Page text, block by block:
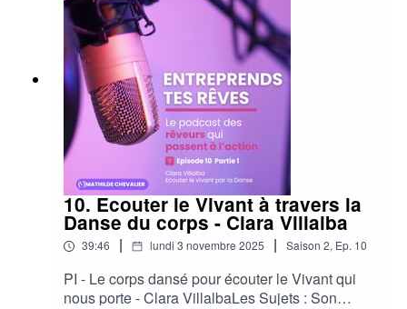
Pas pour cet épisodeEntreprends tes rêves : Le
podcast des rêveurs qui passent à
l'action.Bienvenu(es) dans les coulisses de
l'entrepreneuriat où les entrepreneurs racontent
leur rêve avec des étoiles dans les yeux pour
vous inspirer.
10. Ecouter le Vivant à travers la
Danse du corps - Clara Villalba
39:46 | lundi 3 novembre 2025 | Saison 2, Ep. 10
PI - Le corps dansé pour écouter le Vivant qui
nous porte - Clara VillalbaLes Sujets : Son